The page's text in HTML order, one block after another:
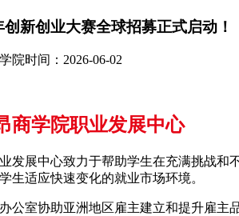
新创业大赛全球招募正式启动！
院时间：2026-06-02
商学院职业发展中心
发展中心致力于帮助学生在充满挑战和
生适应快速变化的就业市场环境。
公室协助亚洲地区雇主建立和提升雇主